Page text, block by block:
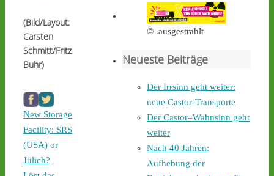
(Bild/Layout:
Carsten
Schmitt/Fritz
Buhr)
New Storage
Facility: SRS
(USA) or
Jülich?
castor-stoppen.de/ticker/
#atommüll #castor
castor-stoppen.de
stoppen!
2 4
Castor stoppen!
© .ausgestrahlt
Neueste Beiträge
Der Irrsinn geht weiter:
neue Castor-Transporte
Der Castor–Wahnsinn geht
weiter
Nach 40 Jahren:
Aufhebung der